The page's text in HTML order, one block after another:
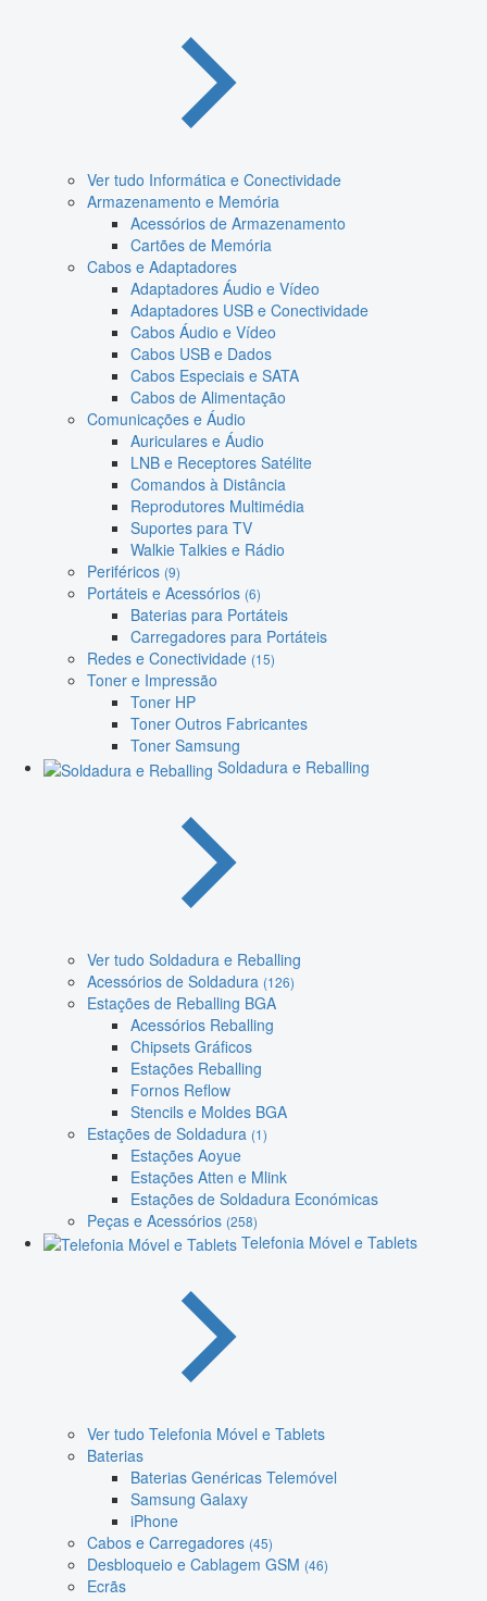
Ver tudo Informática e Conectividade
Armazenamento e Memória
Acessórios de Armazenamento
Cartões de Memória
Cabos e Adaptadores
Adaptadores Áudio e Vídeo
Adaptadores USB e Conectividade
Cabos Áudio e Vídeo
Cabos USB e Dados
Cabos Especiais e SATA
Cabos de Alimentação
Comunicações e Áudio
Auriculares e Áudio
LNB e Receptores Satélite
Comandos à Distância
Reprodutores Multimédia
Suportes para TV
Walkie Talkies e Rádio
Periféricos (9)
Portáteis e Acessórios (6)
Baterias para Portáteis
Carregadores para Portáteis
Redes e Conectividade (15)
Toner e Impressão
Toner HP
Toner Outros Fabricantes
Toner Samsung
Soldadura e Reballing
Ver tudo Soldadura e Reballing
Acessórios de Soldadura (126)
Estações de Reballing BGA
Acessórios Reballing
Chipsets Gráficos
Estações Reballing
Fornos Reflow
Stencils e Moldes BGA
Estações de Soldadura (1)
Estações Aoyue
Estações Atten e Mlink
Estações de Soldadura Económicas
Peças e Acessórios (258)
Telefonia Móvel e Tablets
Ver tudo Telefonia Móvel e Tablets
Baterias
Baterias Genéricas Telemóvel
Samsung Galaxy
iPhone
Cabos e Carregadores (45)
Desbloqueio e Cablagem GSM (46)
Ecrãs